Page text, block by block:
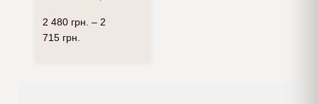
2 480 грн. – 2
715 грн.